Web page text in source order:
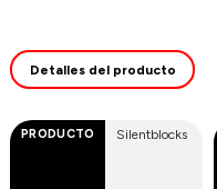
Detalles del producto
PRODUCTO Silentblocks